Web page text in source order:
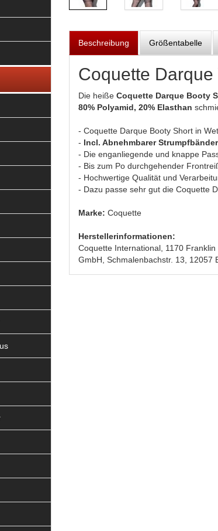
Beschreibung Größentabelle
Coquette
Die heiße Coquette Darque Booty
80% Polyamid, 20% Elasthan
- Coquette Darque Booty Short in
- Incl. Abnehmbarer Strumpfbänder
- Die enganliegende und knappe
- Bis zum Po durchgehender
- Hochwertige Qualität und
- Dazu passe sehr gut die Coquette
Marke: Coquette
Herstellerinformationen:
Coquette International, 1170
GmbH, Schmalenbachstr. 13, 12057